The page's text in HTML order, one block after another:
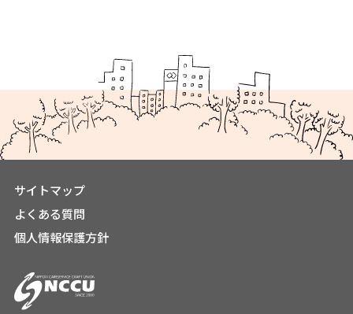
サイトマップ
よくある質問
個人情報保護方針